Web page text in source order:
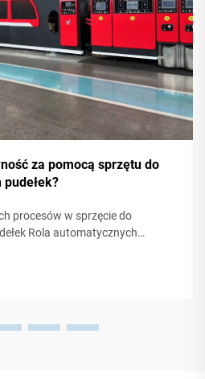
za pomocą sprzętu do
procesów w sprzęcie do
Rola automatycznych
urządzenia do cięcia,